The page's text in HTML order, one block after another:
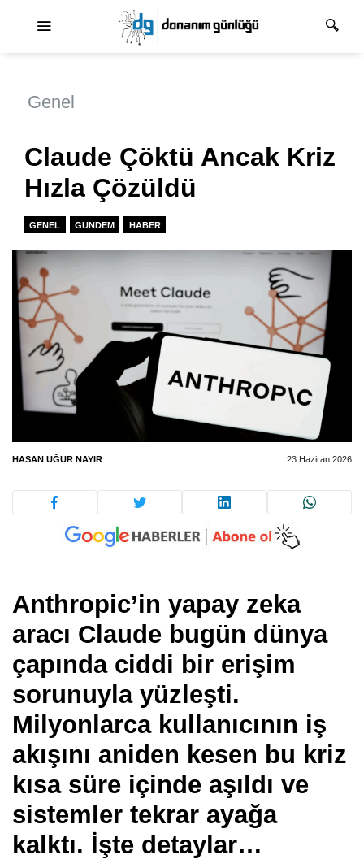
Genel
Claude Çöktü Ancak Kriz
Hızla Çözüldü
GENEL GUNDEM HABER
HASAN UĞUR NAYIR 23 Haziran 2026
Anthropic’in yapay zeka
aracı Claude bugün dünya
çapında ciddi bir erişim
sorunuyla yüzleşti.
Milyonlarca kullanıcının iş
akışını aniden kesen bu kriz
kısa süre içinde aşıldı ve
sistemler tekrar ayağa
kalktı. İşte detaylar…